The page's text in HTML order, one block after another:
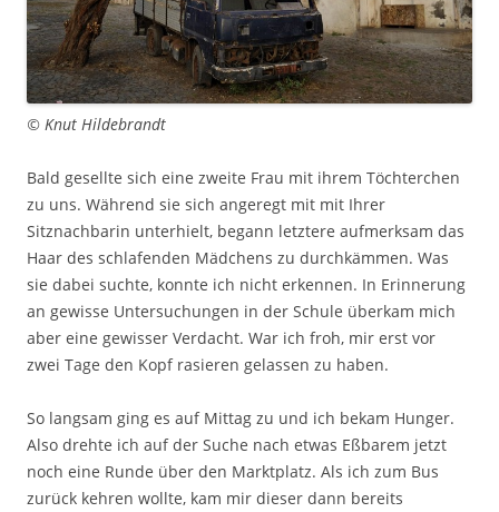
© Knut Hildebrandt
Bald gesellte sich eine zweite Frau mit ihrem Töchterchen
zu uns. Während sie sich angeregt mit mit Ihrer
Sitznachbarin unterhielt, begann letztere aufmerksam das
Haar des schlafenden Mädchens zu durchkämmen. Was
sie dabei suchte, konnte ich nicht erkennen. In Erinnerung
an gewisse Untersuchungen in der Schule überkam mich
aber eine gewisser Verdacht. War ich froh, mir erst vor
zwei Tage den Kopf rasieren gelassen zu haben.
So langsam ging es auf Mittag zu und ich bekam Hunger.
Also drehte ich auf der Suche nach etwas Eßbarem jetzt
noch eine Runde über den Marktplatz. Als ich zum Bus
zurück kehren wollte, kam mir dieser dann bereits